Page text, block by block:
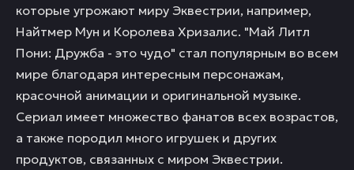
которые угрожают миру Эквестрии, например,
Найтмер Мун и Королева Хризалис. "Май Литл
Пони: Дружба - это чудо" стал популярным во всем
мире благодаря интересным персонажам,
красочной анимации и оригинальной музыке.
Сериал имеет множество фанатов всех возрастов,
а также породил много игрушек и других
продуктов, связанных с миром Эквестрии.